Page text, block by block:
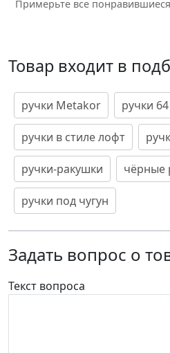
Примерьте все
Товар входит в
ручки Metakor ручки
ручки в стиле лофт
ручки-ракушки чёрные
ручки под чугун
Задать вопрос о
Текст вопроса